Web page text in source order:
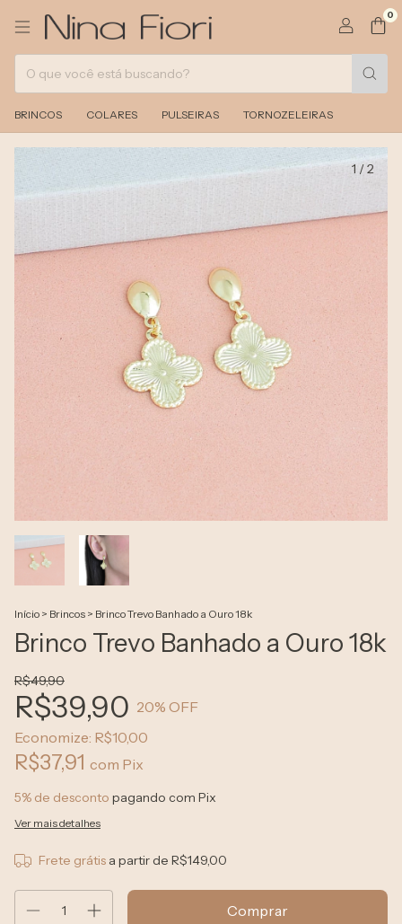
0
BRINCOS COLARES PULSEIRAS TORNOZELEIRAS
1 /2
Início > Brincos > Brinco Trevo Banhado a Ouro 18k
Brinco Trevo Banhado a Ouro 18k
R$49,90
R$39,90 20% OFF
Economize: R$10,00
R$37,91 com Pix
5% de desconto pagando com Pix
Ver mais detalhes
Frete grátis a partir de R$149,00